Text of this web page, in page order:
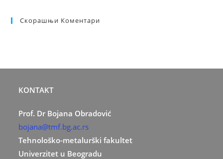
Скорашњи Коментари
KONTAKT
Prof. Dr Bojana Obradović
bojana@tmf.bg.ac.rs
Tehnološko-metalurški fakultet
Univerzitet u Beogradu